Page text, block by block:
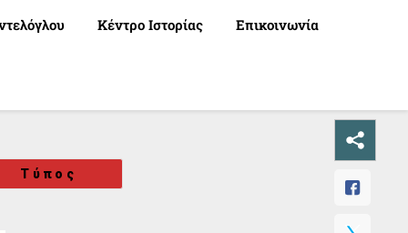
Κέντρο Ιστορίας Επικοινωνία
Τύπος